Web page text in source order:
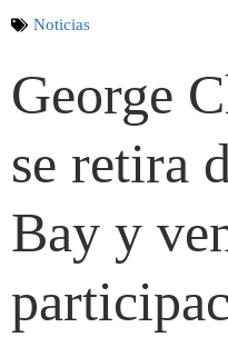
Noticias
George
se retira
Bay y